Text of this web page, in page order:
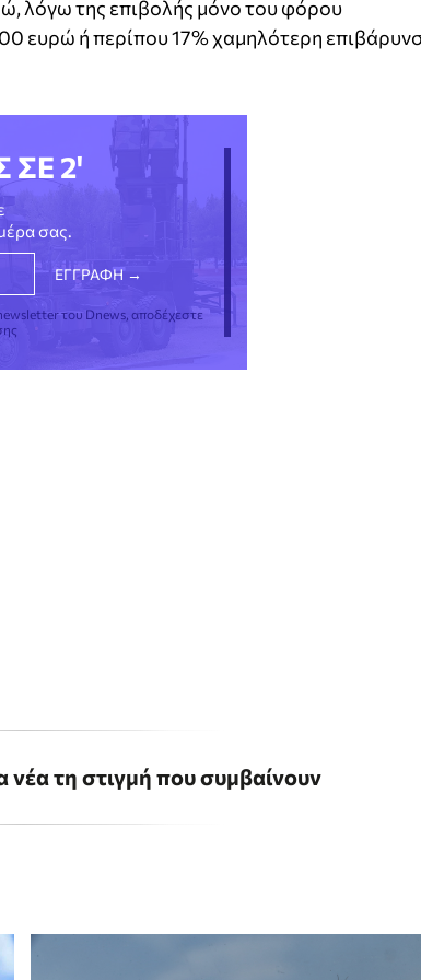
λόγω της επιβολής μόνο του φόρου
ευρώ ή περίπου 17% χαμηλότερη
ΣΕ 2'
σας.
του Dnews, αποδέχεστε
νέα τη στιγμή που συμβαίνουν